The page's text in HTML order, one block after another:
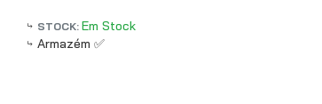
STOCK: Em Stock
Armazém ✅